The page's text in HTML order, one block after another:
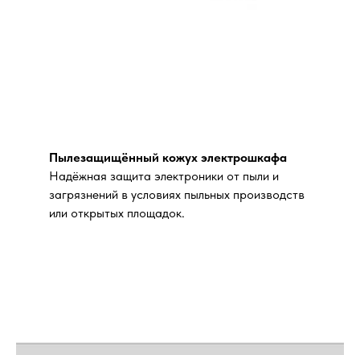
Пылезащищённый кожух электрошкафа
Надёжная защита электроники от пыли и
загрязнений в условиях пыльных производств
или открытых площадок.